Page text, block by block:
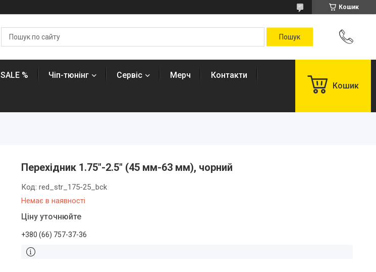
Кошик
SALE % Чіп-тюнінг Сервіс Мерч Контакти
Кошик
Перехідник 1.75"-2.5" (45 мм-63 мм), чорний
Немає в наявності
Код:red_str_175-25_bck
Ціну уточнюйте
+380 (66) 757-37-36